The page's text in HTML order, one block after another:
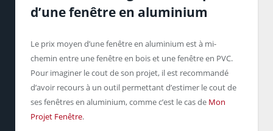
d’une fenêtre en aluminium
Le prix moyen d’une fenêtre en aluminium est à mi-
chemin entre une fenêtre en bois et une fenêtre en PVC.
Pour imaginer le cout de son projet, il est recommandé
d’avoir recours à un outil permettant d’estimer le cout de
ses fenêtres en aluminium, comme c’est le cas de Mon
Projet Fenêtre.